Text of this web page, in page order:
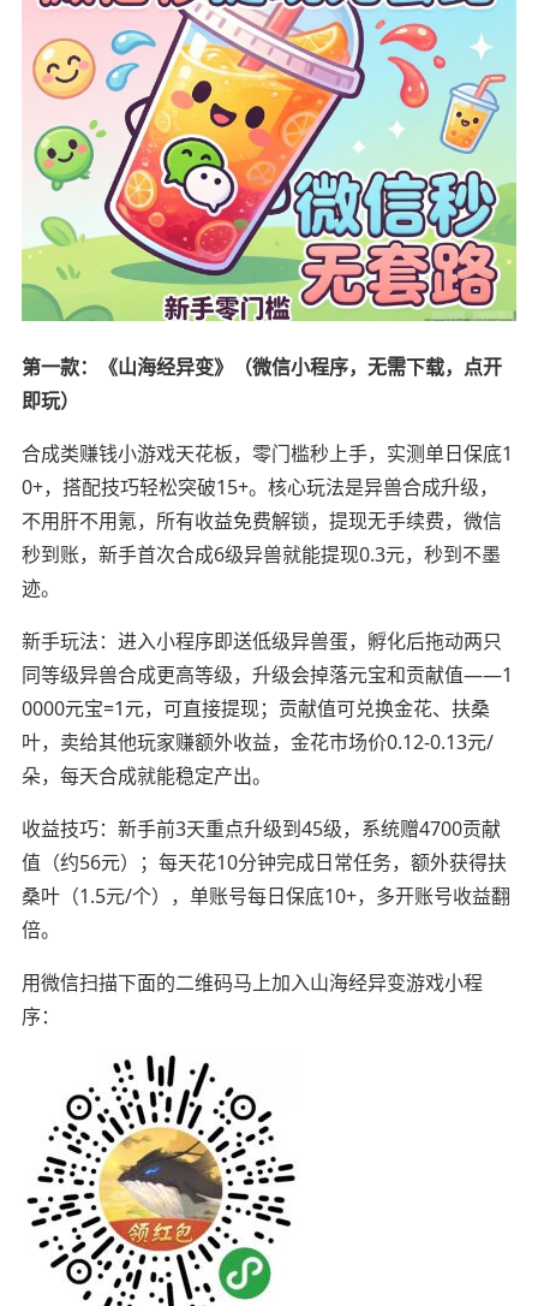
第一款：《山海经异变》（微信小程序，无需下载，点开
即玩）
合成类赚钱小游戏天花板，零门槛秒上手，实测单日保底1
0+，搭配技巧轻松突破15+。核心玩法是异兽合成升级，
不用肝不用氪，所有收益免费解锁，提现无手续费，微信
秒到账，新手首次合成6级异兽就能提现0.3元，秒到不墨
迹。
新手玩法：进入小程序即送低级异兽蛋，孵化后拖动两只
同等级异兽合成更高等级，升级会掉落元宝和贡献值——1
0000元宝=1元，可直接提现；贡献值可兑换金花、扶桑
叶，卖给其他玩家赚额外收益，金花市场价0.12-0.13元/
朵，每天合成就能稳定产出。
收益技巧：新手前3天重点升级到45级，系统赠4700贡献
值（约56元）；每天花10分钟完成日常任务，额外获得扶
桑叶（1.5元/个），单账号每日保底10+，多开账号收益翻
倍。
用微信扫描下面的二维码马上加入山海经异变游戏小程
序：